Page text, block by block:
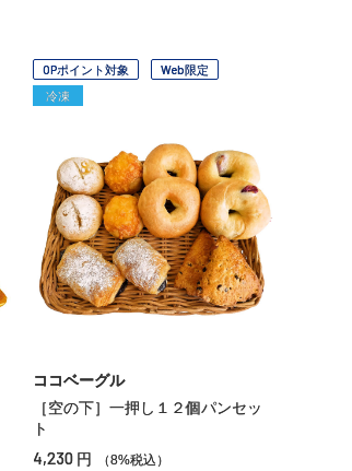
OPポイント対象
Web限定
冷凍
ココベーグル
［空の下］一押し１２個パンセッ
ト
4,230 円 （8%税込）